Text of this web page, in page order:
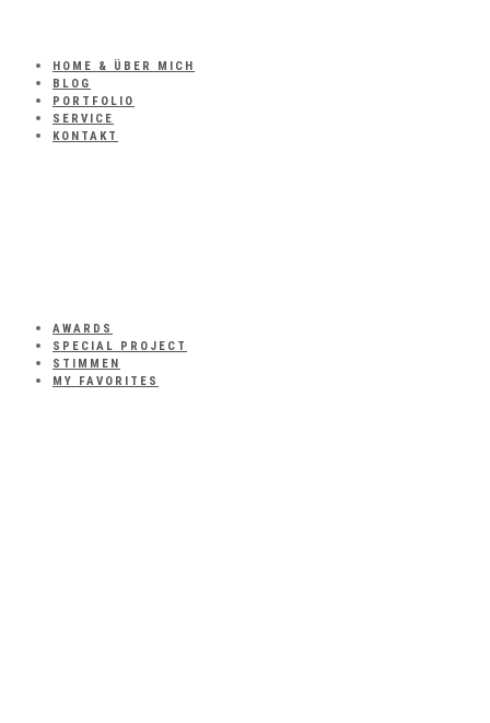
HOME & ÜBER MICH
BLOG
PORTFOLIO
SERVICE
KONTAKT
AWARDS
SPECIAL PROJECT
STIMMEN
MY FAVORITES